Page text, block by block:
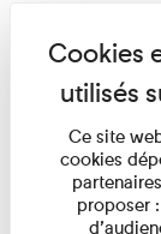
Ce site
cookies
proposer